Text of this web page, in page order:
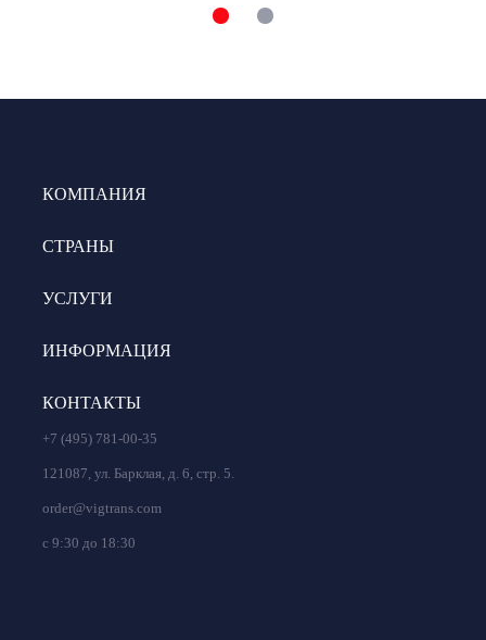
КОМПАНИЯ
СТРАНЫ
УСЛУГИ
ИНФОРМАЦИЯ
КОНТАКТЫ
+7 (495) 781-00-35
121087, ул. Барклая, д. 6, стр. 5.
order@vigtrans.com
с 9:30 до 18:30